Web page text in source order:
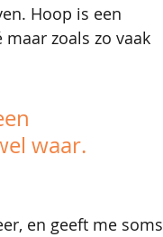
Hoop is een
zoals zo vaak
waar.
en geeft me soms